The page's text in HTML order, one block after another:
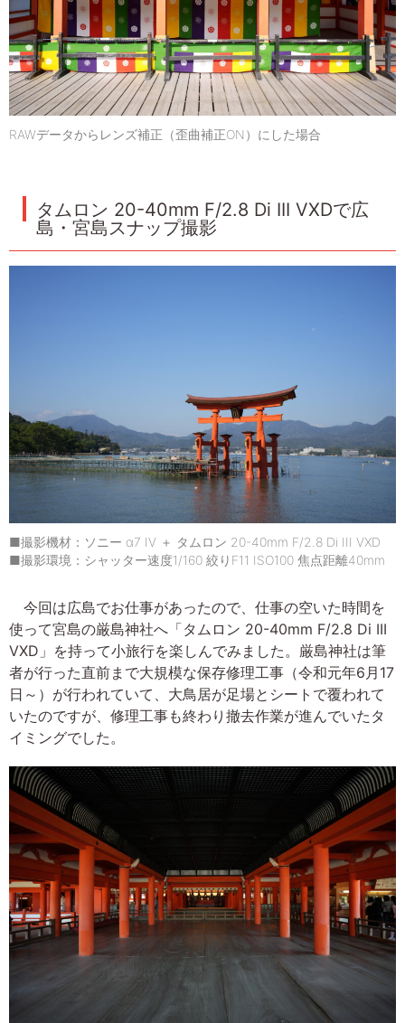
RAWデータからレンズ補正（歪曲補正ON）にした場合
タムロン 20-40mm F/2.8 Di III VXDで広
島・宮島スナップ撮影
■撮影機材：ソニー α7 IV ＋ タムロン 20-40mm F/2.8 Di III VXD
■撮影環境：シャッター速度1/160 絞りF11 ISO100 焦点距離40mm
今回は広島でお仕事があったので、仕事の空いた時間を
使って宮島の厳島神社へ「タムロン 20-40mm F/2.8 Di III
VXD」を持って小旅行を楽しんでみました。厳島神社は筆
者が行った直前まで大規模な保存修理工事（令和元年6月17
日～）が行われていて、大鳥居が足場とシートで覆われて
いたのですが、修理工事も終わり撤去作業が進んでいたタ
イミングでした。